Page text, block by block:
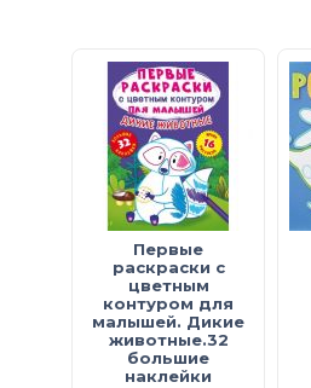
Первые
раскраски с
цветным
контуром для
малышей. Дикие
животные.32
большие
наклейки